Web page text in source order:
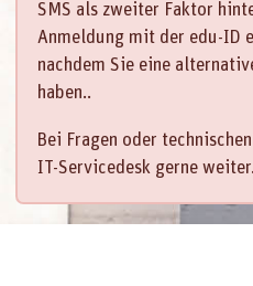
SMS als zweiter Faktor
Anmeldung mit der edu-ID
nachdem Sie eine
haben..
Bei Fragen oder
IT-Servicedesk gerne weiter.